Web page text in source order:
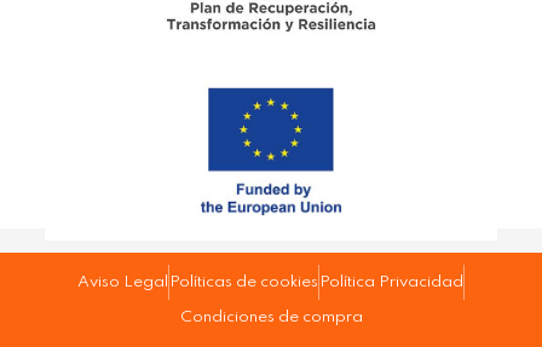
Aviso Legal Políticas de cookies Política Privacidad
Condiciones de compra